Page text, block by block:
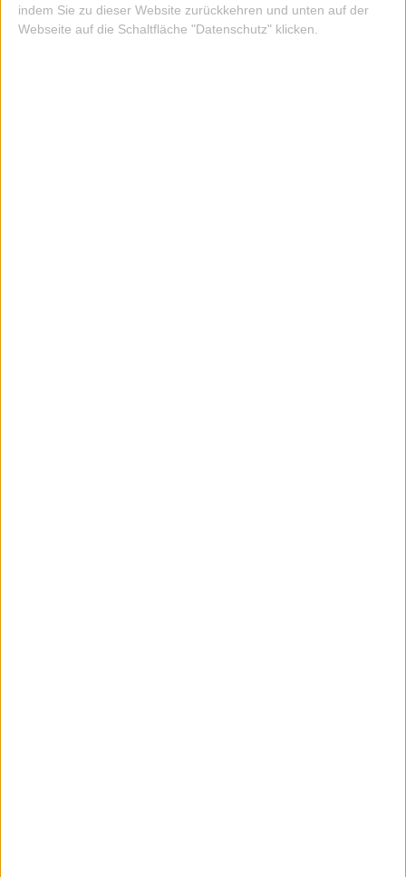
indem Sie zu dieser Website zurückkehren und unten auf der
Webseite auf die Schaltfläche "Datenschutz" klicken.